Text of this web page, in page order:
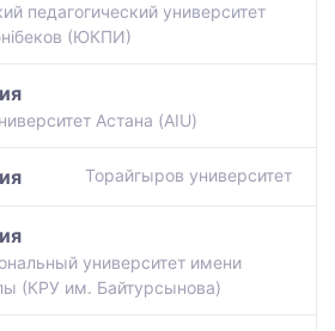
педагогический университет
(ЮКПИ)
Астана (AIU)
Торайгыров университет
университет имени
(КРУ им. Байтурсынова)